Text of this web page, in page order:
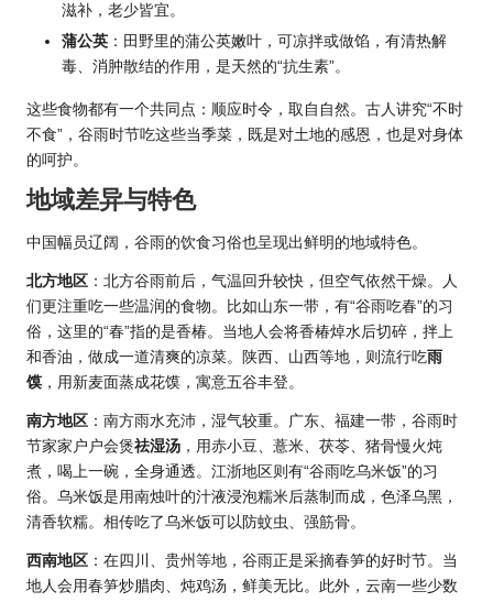
滋补，老少皆宜。
蒲公英 ：田野里的蒲公英嫩叶，可凉拌或做馅，有清热解
毒、消肿散结的作用，是天然的“抗生素”。
这些食物都有一个共同点：顺应时令，取自自然。古人讲究“不时
不食”，谷雨时节吃这些当季菜，既是对土地的感恩，也是对身体
的呵护。
地域差异与特色
中国幅员辽阔，谷雨的饮食习俗也呈现出鲜明的地域特色。
北方地区 ：北方谷雨前后，气温回升较快，但空气依然干燥。人
们更注重吃一些温润的食物。比如山东一带，有“谷雨吃春”的习
俗，这里的“春”指的是香椿。当地人会将香椿焯水后切碎，拌上
和香油，做成一道清爽的凉菜。陕西、山西等地，则流行吃雨
馍，用新麦面蒸成花馍，寓意五谷丰登。
南方地区 ：南方雨水充沛，湿气较重。广东、福建一带，谷雨时
节家家户户会煲祛湿汤 ，用赤小豆、薏米、茯苓、猪骨慢火炖
煮，喝上一碗，全身通透。江浙地区则有“谷雨吃乌米饭”的习
俗。乌米饭是用南烛叶的汁液浸泡糯米后蒸制而成，色泽乌黑，
清香软糯。相传吃了乌米饭可以防蚊虫、强筋骨。
西南地区 ：在四川、贵州等地，谷雨正是采摘春笋的好时节。当
地人会用春笋炒腊肉、炖鸡汤，鲜美无比。此外，云南一些少数